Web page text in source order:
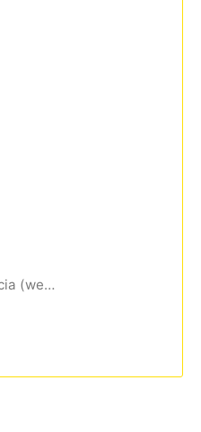
Backrooms. Bez wyjścia (wersja rozszerzona)